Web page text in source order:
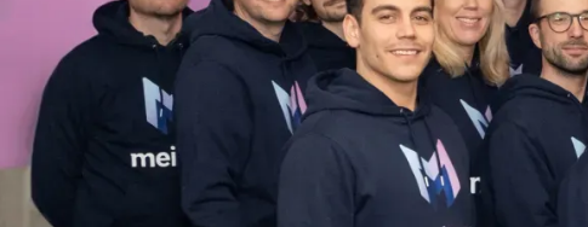
Den snabbt växande